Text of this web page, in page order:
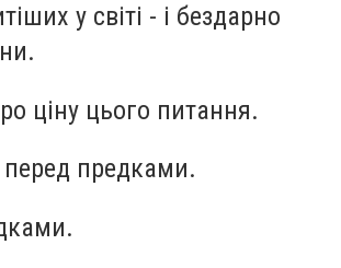
у світі - і бездарно
ціну цього питання.
предками.